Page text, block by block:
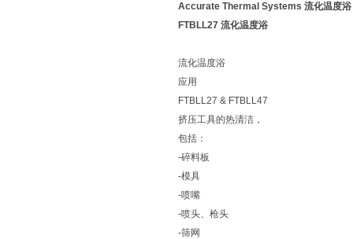
Accurate Thermal Systems 流化温度浴
FTBLL27 流化温度浴
流化温度浴
应用
FTBLL27 & FTBLL47
挤压工具的热清洁，
包括：
-碎料板
-模具
-喷嘴
-喷头、枪头
-筛网